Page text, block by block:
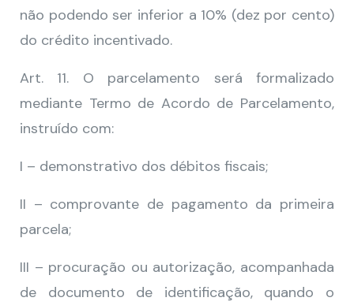
não podendo ser inferior a 10% (dez por cento)
do crédito incentivado.
Art. 11. O parcelamento será formalizado
mediante Termo de Acordo de Parcelamento,
instruído com:
I – demonstrativo dos débitos fiscais;
II – comprovante de pagamento da primeira
parcela;
III – procuração ou autorização, acompanhada
de documento de identificação, quando o